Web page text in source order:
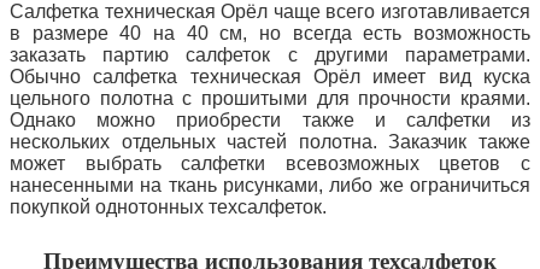
Салфетка техническая Орёл чаще всего изготавливается
в размере 40 на 40 см, но всегда есть возможность
заказать партию салфеток с другими параметрами.
Обычно салфетка техническая Орёл имеет вид куска
цельного полотна с прошитыми для прочности краями.
Однако можно приобрести также и салфетки из
нескольких отдельных частей полотна. Заказчик также
может выбрать салфетки всевозможных цветов с
нанесенными на ткань рисунками, либо же ограничиться
покупкой однотонных техсалфеток.
Преимущества использования техсалфеток